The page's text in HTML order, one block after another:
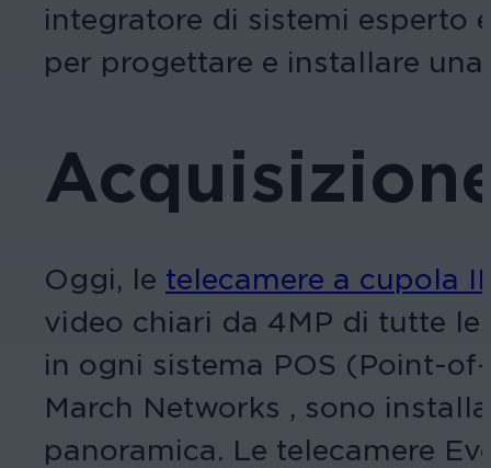
integratore di sistemi esperto
per progettare e installare
Oggi, le telecamere a cupola
video chiari da 4MP di tutte
in ogni sistema POS (Point-
March Networks , sono
panoramica. Le telecamere